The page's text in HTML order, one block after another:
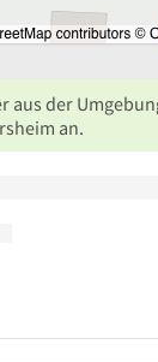
aus der
an.